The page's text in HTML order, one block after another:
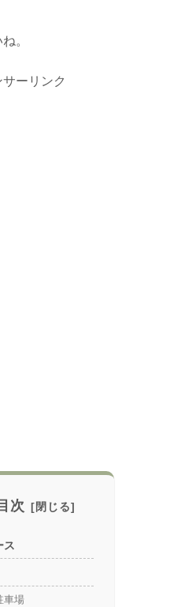
。
ーリンク
次
ス
車場